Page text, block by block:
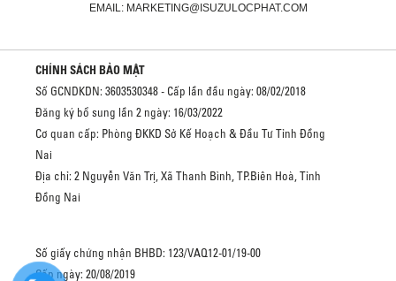
EMAIL: MARKETING@ISUZULOCPHAT.COM
CHÍNH SÁCH BẢO MẬT
Số GCNDKDN: 3603530348 - Cấp lần đầu ngày: 08/02/2018
Đăng ký bổ sung lần 2 ngày: 16/03/2022
Cơ quan cấp: Phòng ĐKKD Sở Kế Hoạch & Đầu Tư Tỉnh Đồng
Nai
Địa chỉ: 2 Nguyễn Văn Trị, Xã Thanh Bình, TP.Biên Hoà, Tỉnh
Đồng Nai
Số giấy chứng nhận BHBD: 123/VAQ12-01/19-00
Cấp ngày: 20/08/2019